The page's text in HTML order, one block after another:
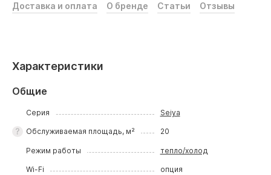
Доставка и оплата О бренде Статьи Отзывы
Характеристики
Общие
Серия Seiya
Обслуживаемая площадь, м² 20
Режим работы тепло/холод
Wi-Fi опция